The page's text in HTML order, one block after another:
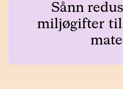
Sånn
miljøgifter til